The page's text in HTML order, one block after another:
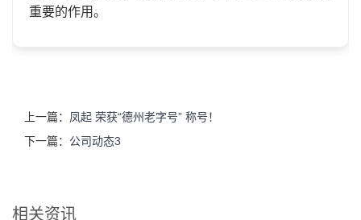
重要的作用。
上一篇： 凤起 荣获“德州老字号” 称号！
下一篇： 公司动态3
相关资讯